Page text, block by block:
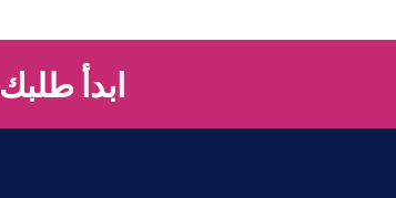
ابدأ طلبك